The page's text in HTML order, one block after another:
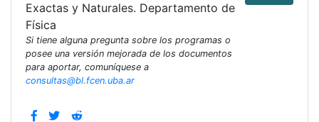
Exactas y Naturales. Departamento de
Física
Si tiene alguna pregunta sobre los programas o
posee una versión mejorada de los documentos
para aportar, comuníquese a
consultas@bl.fcen.uba.ar